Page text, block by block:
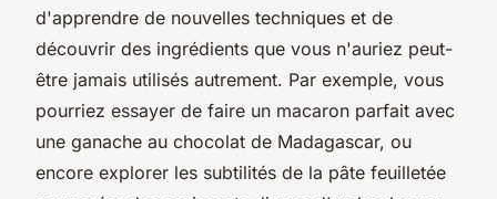
d'apprendre de nouvelles techniques et de
découvrir des ingrédients que vous n'auriez peut-
être jamais utilisés autrement. Par exemple, vous
pourriez essayer de faire un macaron parfait avec
une ganache au chocolat de Madagascar, ou
encore explorer les subtilités de la pâte feuilletée